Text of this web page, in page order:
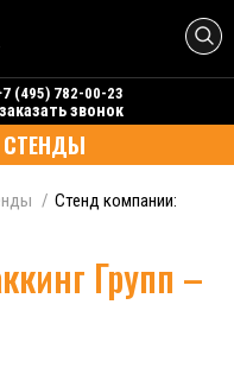
(495) 782-00-23
заказать звонок
Стенд компании:
Групп –